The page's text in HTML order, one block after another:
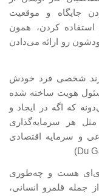
جایگاه و موقعیت
کردن، همون
رو ارائه می‌دادن
شخصی فرد خودش
هویت ساخته شده
که اگه در ایجاد و
هر سرمایه‌گذاری
و سرمایه اقتصادی
Du
)
هست و چه‌طوری
قلمرو انسانی،